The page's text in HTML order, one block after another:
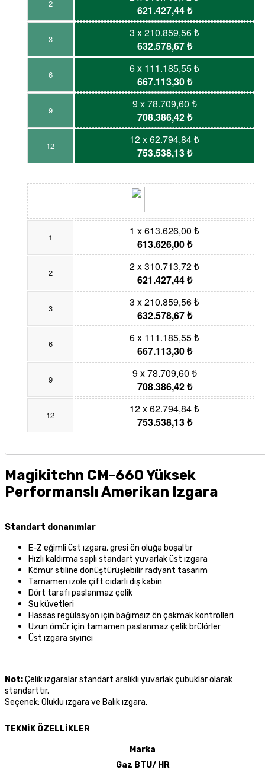
2
621.427,44 ₺
3
3 x 210.859,56 ₺
632.578,67 ₺
6
6 x 111.185,55 ₺
667.113,30 ₺
9
9 x 78.709,60 ₺
708.386,42 ₺
12
12 x 62.794,84 ₺
753.538,13 ₺
1
1 x 613.626,00 ₺
613.626,00 ₺
2
2 x 310.713,72 ₺
621.427,44 ₺
3
3 x 210.859,56 ₺
632.578,67 ₺
6
6 x 111.185,55 ₺
667.113,30 ₺
9
9 x 78.709,60 ₺
708.386,42 ₺
12
12 x 62.794,84 ₺
753.538,13 ₺
Magikitchn CM-660 Yüksek
Performanslı Amerikan Izgara
Standart donanımlar
E-Z eğimli üst ızgara, gresi ön oluğa boşaltır
Hızlı kaldırma saplı standart yuvarlak üst ızgara
Kömür stiline dönüştürüşlebilir radyant tasarım
Tamamen izole çift cidarlı dış kabin
Dört tarafı paslanmaz çelik
Su küvetleri
Hassas regülasyon için bağımsız ön çakmak kontrolleri
Uzun ömür için tamamen paslanmaz çelik brülörler
Üst ızgara sıyırıcı
Not:Çelik ızgaralar standart aralıklı yuvarlak çubuklar olarak
standarttır.
Seçenek: Oluklu ızgara ve Balık ızgara.
TEKNİK ÖZELLİ KLER
Marka
Gaz BTU/ HR